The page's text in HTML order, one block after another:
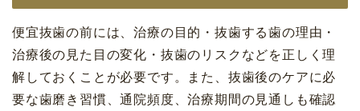
便宜抜歯の前には、治療の目的・抜歯する歯の理由・
治療後の見た目の変化・抜歯のリスクなどを正しく理
解しておくことが必要です。また、抜歯後のケアに必
要な歯磨き習慣、通院頻度、治療期間の見通しも確認